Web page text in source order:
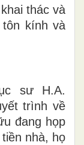
thác và
kính và
sư H.A.
trình về
đang họp
nhà, họ